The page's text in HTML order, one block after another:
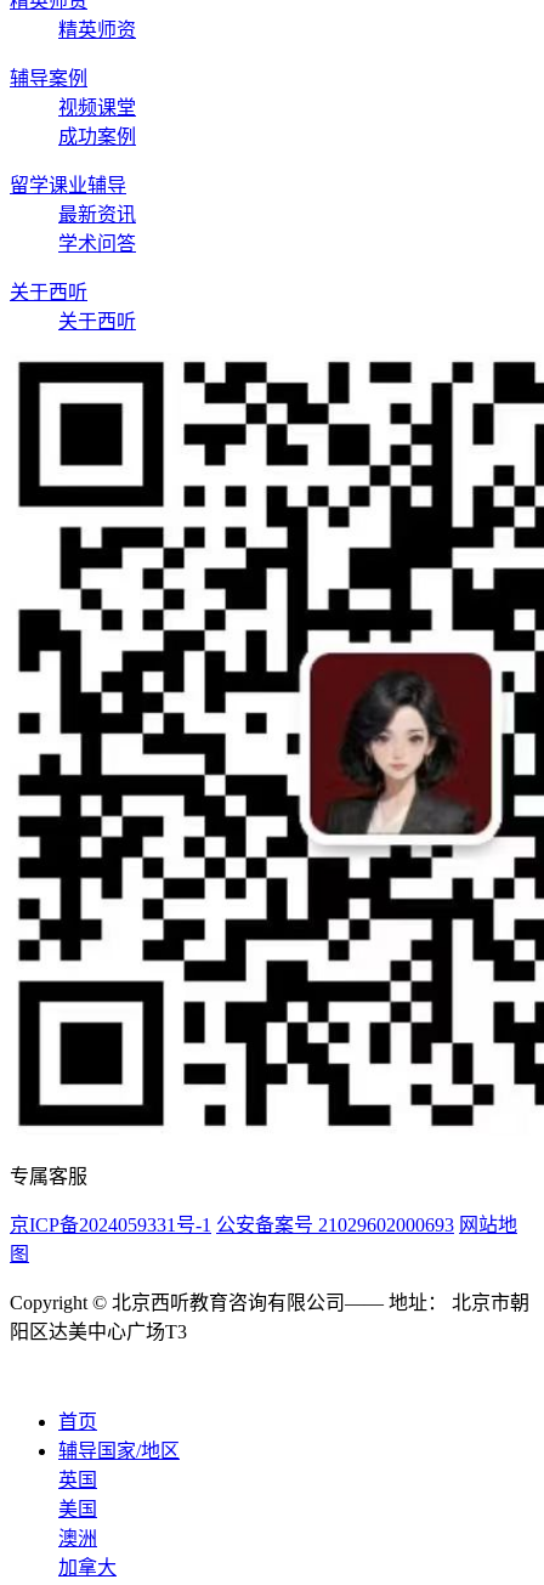
精英师资
辅导案例
视频课堂
成功案例
留学课业辅导
最新资讯
学术问答
关于西听
关于西听
专属客服
京ICP备2024059331号-1 公安备案号 21029602000693 网站地
图
Copyright © 北京西听教育咨询有限公司—— 地址： 北京市朝
阳区达美中心广场T3
首页
辅导国家/地区
英国
美国
澳洲
加拿大